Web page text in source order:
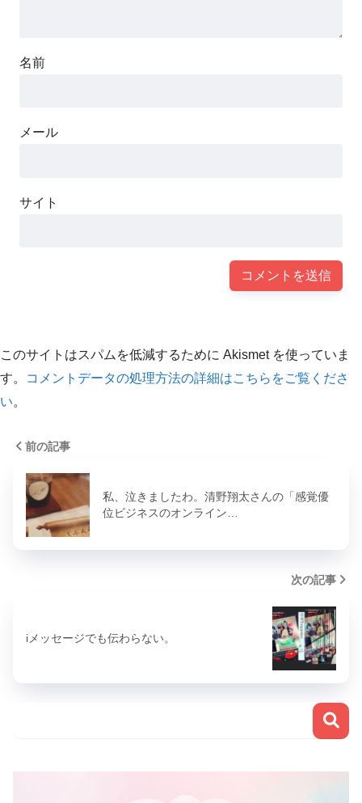
名前
メール
サイト
このサイトはスパムを低減するために Akismet を使っていま
す。
コメントデータの処理方法の詳細はこちらをご覧くださ
い。
前の記事
私、泣きましたわ。清野翔太さんの「感覚優
位ビジネスのオンライン…
次の記事
iメッセージでも伝わらない。